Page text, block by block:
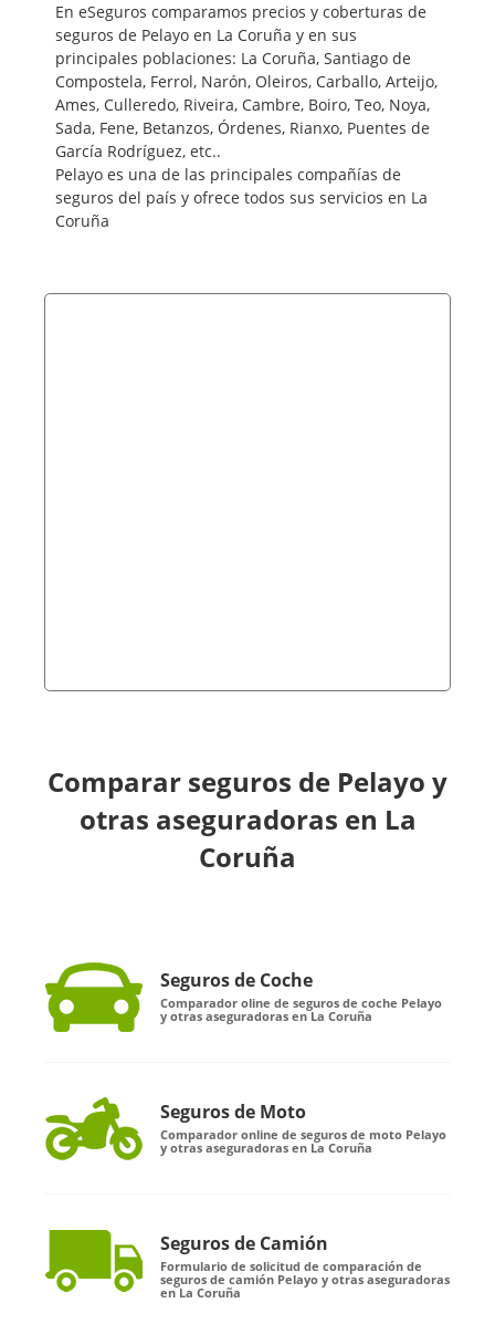
En eSeguros comparamos precios y coberturas de
seguros de Pelayo en La Coruña y en sus
principales poblaciones: La Coruña, Santiago de
Compostela, Ferrol, Narón, Oleiros, Carballo, Arteijo,
Ames, Culleredo, Riveira, Cambre, Boiro, Teo, Noya,
Sada, Fene, Betanzos, Órdenes, Rianxo, Puentes de
García Rodríguez, etc..
Pelayo es una de las principales compañías de
seguros del país y ofrece todos sus servicios en La
Coruña
Comparar seguros de Pelayo y
otras aseguradoras en La
Coruña
Seguros de Coche
Comparador oline de seguros de coche Pelayo
y otras aseguradoras en La Coruña
Seguros de Moto
Comparador online de seguros de moto Pelayo
y otras aseguradoras en La Coruña
Seguros de Camión
Formulario de solicitud de comparación de
seguros de camión Pelayo y otras aseguradoras
en La Coruña